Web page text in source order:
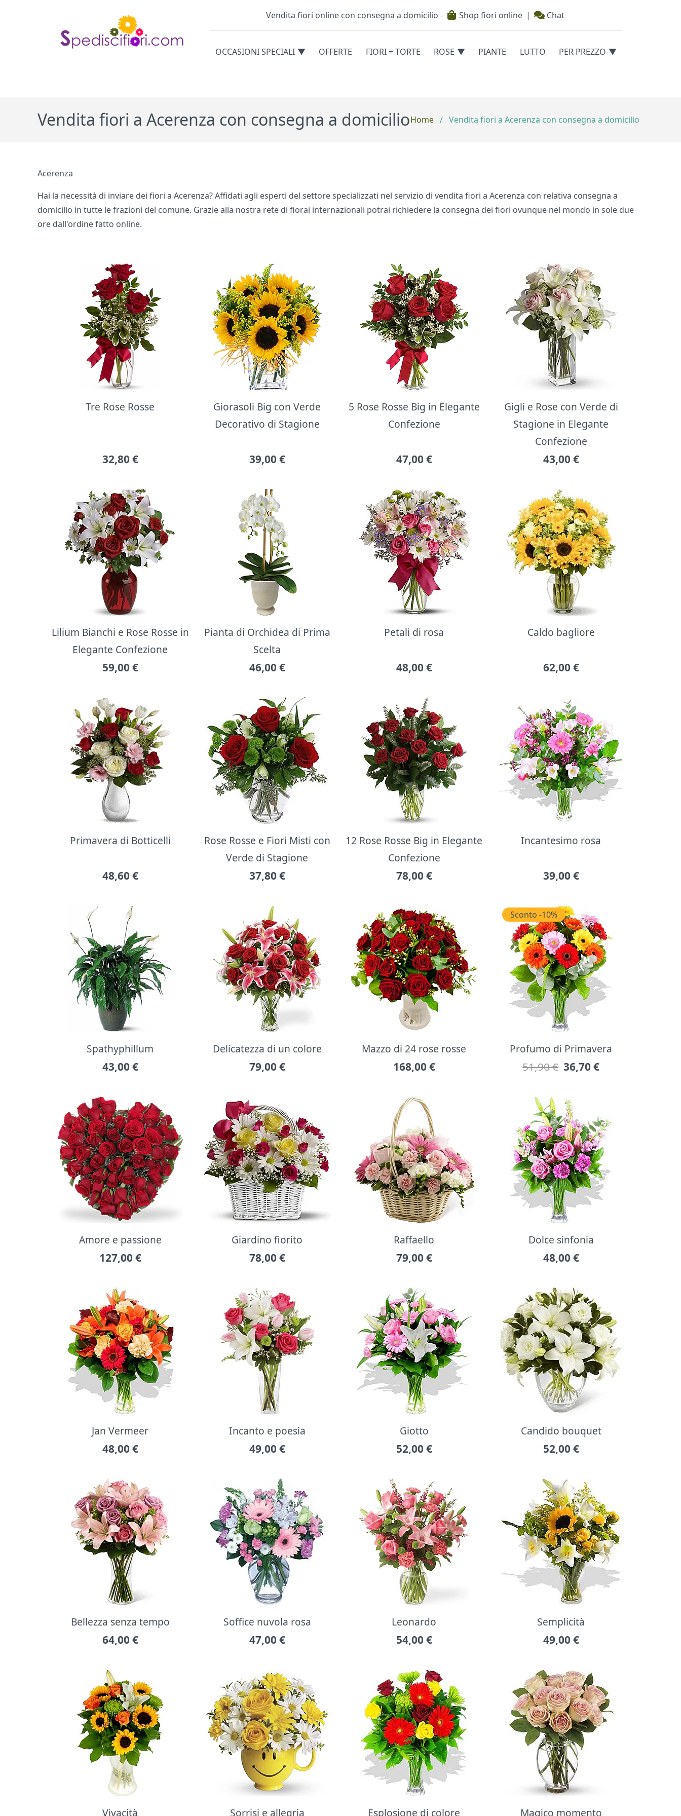
Testata
Vendita fiori online con consegna a domicilio - Shop fiori online | Chat
Categorie
OCCASIONI SPECIALI OFFERTE FIORI + TORTE ROSE PIANTE LUTTO PER PREZZO
Vendita fiori a Acerenza con consegna a domicilioHome / Vendita fiori a Acerenza con consegna a domicilio
Acerenza
Hai la necessità di inviare dei fiori a Acerenza? Affidati agli esperti del settore specializzati nel servizio di vendita fiori a Acerenza con relativa consegna a
domicilio in tutte le frazioni del comune. Grazie alla nostra rete di fiorai internazionali potrai richiedere la consegna dei fiori ovunque nel mondo in sole due
ore dall'ordine fatto online.
Bouquet di fiori
Tre Rose Rosse
32,80 €
Giorasoli Big con Verde
Decorativo di Stagione
39,00 €
5 Rose Rosse Big in Elegante
Confezione
47,00 €
Gigli e Rose con Verde di
Stagione in Elegante
Confezione
43,00 €
Lilium Bianchi e Rose Rosse in
Elegante Confezione
59,00 €
Pianta di Orchidea di Prima
Scelta
46,00 €
Petali di rosa
48,00 €
Caldo bagliore
62,00 €
Primavera di Botticelli
48,60 €
Rose Rosse e Fiori Misti con
Verde di Stagione
37,80 €
12 Rose Rosse Big in Elegante
Confezione
78,00 €
Incantesimo rosa
39,00 €
Spathyphillum
43,00 €
Delicatezza di un colore
79,00 €
Mazzo di 24 rose rosse
168,00 €
Profumo di Primavera
51,90 € 36,70 €
Sconto -10%
Amore e passione
127,00 €
Giardino fiorito
78,00 €
Raffaello
79,00 €
Dolce sinfonia
48,00 €
Jan Vermeer
48,00 €
Incanto e poesia
49,00 €
Giotto
52,00 €
Candido bouquet
52,00 €
Bellezza senza tempo
64,00 €
Soffice nuvola rosa
47,00 €
Leonardo
54,00 €
Semplicità
49,00 €
Vivacità Sorrisi e allegria Esplosione di colore Magico momento